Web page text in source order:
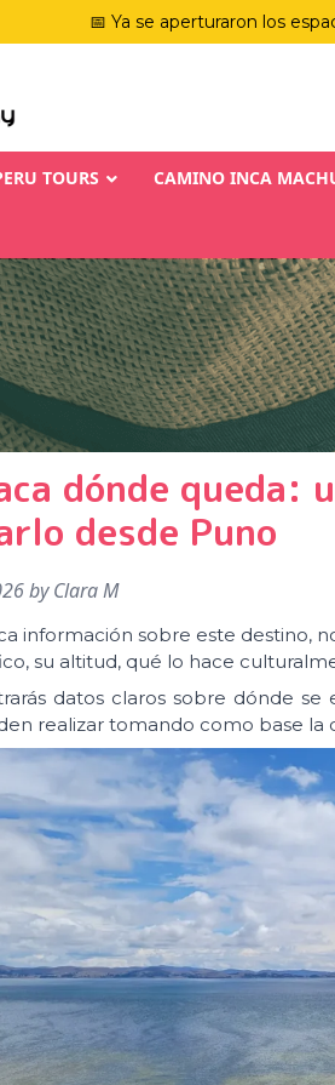
📅 Ya se aperturaron los
TOURS CAMINO INCA
dónde queda:
desde Puno
byClara M
información sobre este destino,
su altitud, qué lo hace
datos claros sobre dónde
realizar tomando como base la